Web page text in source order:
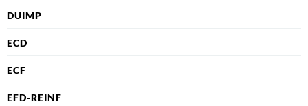
DUIMP
ECD
ECF
EFD-REINF